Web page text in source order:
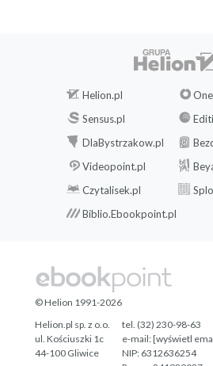
Helion.pl
Sensus.pl
DlaBystrzakow.pl
Videopoint.pl
Czytalisek.pl
Biblio.Ebookpoint.pl
© Helion 1991-2026
Helion.pl sp. z o.o.
ul. Kościuszki 1c
44-100 Gliwice
tel. (32) 230-98-63
e-mail:[wyświetl
NIP: 6312636254